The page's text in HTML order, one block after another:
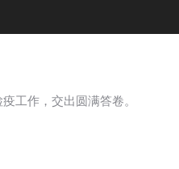
工作，交出圆满答卷。